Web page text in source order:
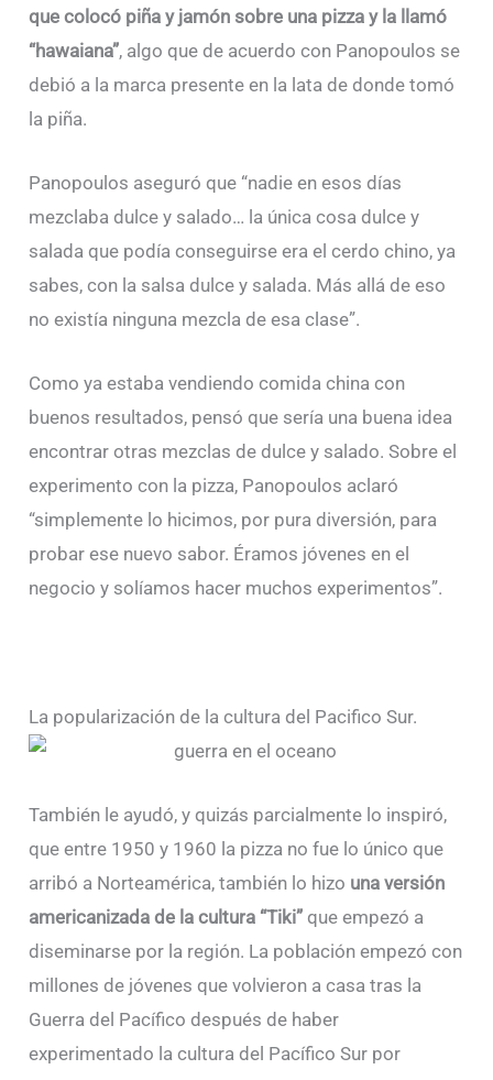
que colocó piña y jamón sobre una pizza y la llamó
“hawaiana”, algo que de acuerdo con Panopoulos se
debió a la marca presente en la lata de donde tomó
la piña.
Panopoulos aseguró que “nadie en esos días
mezclaba dulce y salado… la única cosa dulce y
salada que podía conseguirse era el cerdo chino, ya
sabes, con la salsa dulce y salada. Más allá de eso
no existía ninguna mezcla de esa clase”.
Como ya estaba vendiendo comida china con
buenos resultados, pensó que sería una buena idea
encontrar otras mezclas de dulce y salado. Sobre el
experimento con la pizza, Panopoulos aclaró
“simplemente lo hicimos, por pura diversión, para
probar ese nuevo sabor. Éramos jóvenes en el
negocio y solíamos hacer muchos experimentos”.
La popularización de la cultura del Pacifico Sur.
También le ayudó, y quizás parcialmente lo inspiró,
que entre 1950 y 1960 la pizza no fue lo único que
arribó a Norteamérica, también lo hizo una versión
americanizada de la cultura “Tiki” que empezó a
diseminarse por la región. La población empezó con
millones de jóvenes que volvieron a casa tras la
Guerra del Pacífico después de haber
experimentado la cultura del Pacífico Sur por